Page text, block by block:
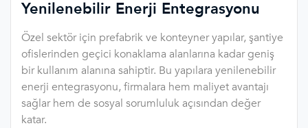
Yenilenebilir Enerji Entegrasyonu
Özel sektör için prefabrik ve konteyner yapılar, şantiye
ofislerinden geçici konaklama alanlarına kadar geniş
bir kullanım alanına sahiptir. Bu yapılara yenilenebilir
enerji entegrasyonu, firmalara hem maliyet avantajı
sağlar hem de sosyal sorumluluk açısından değer
katar.